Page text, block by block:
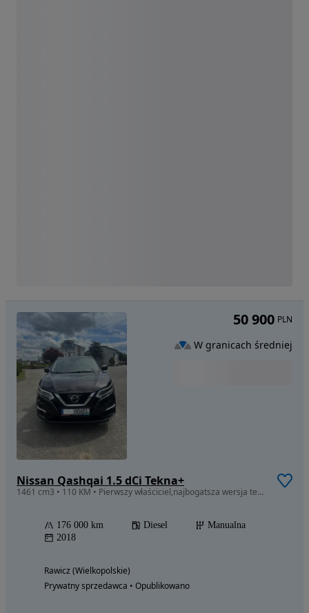
Nissan Qashqai 1.5 dCi Tekna+
1461 cm3 • 110 KM • Pierwszy właściciel,najbogatsza wersja tekna
176 000 km Diesel
Manualna
2018
Rawicz (Wielkopolskie)
Prywatny sprzedawca • Opublikowano
50 900 PLN
W granicach średniej